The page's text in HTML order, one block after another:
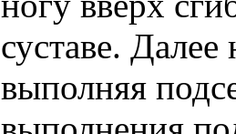
суставе. Далее
выполняя